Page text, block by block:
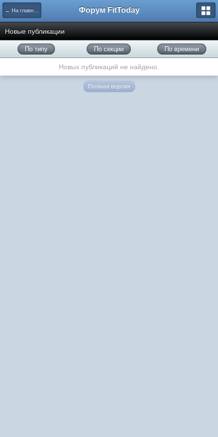
← На главную Форум FitToday
Новые публикации
По типу По секции По времени
Новых публикаций не найдено.
Полная версия